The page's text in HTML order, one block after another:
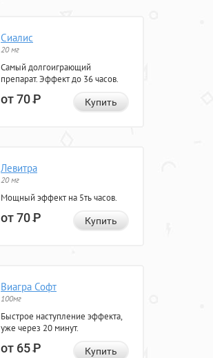
Сиалис
20 мг
Самый долгоиграющий
препарат. Эффект до 36 часов.
от 70Р Купить
Левитра
20 мг
Мощный эффект на 5ть часов.
от 70Р Купить
Виагра Софт
100мг
Быстрое наступление эффекта,
уже через 20 минут.
от 65Р Купить